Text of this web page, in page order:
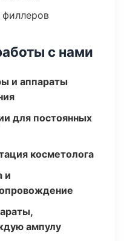
с нами
и аппараты
для постоянных
косметолога
и
ампулу